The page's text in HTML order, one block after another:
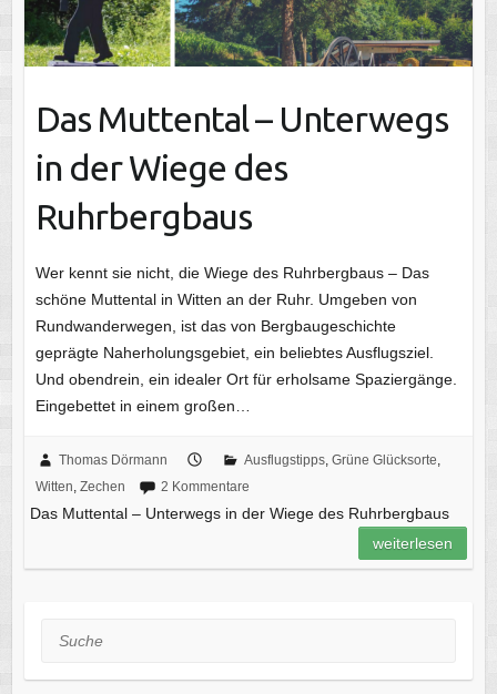
Das Muttental – Unterwegs
in der Wiege des
Ruhrbergbaus
Wer kennt sie nicht, die Wiege des Ruhrbergbaus – Das
schöne Muttental in Witten an der Ruhr. Umgeben von
Rundwanderwegen, ist das von Bergbaugeschichte
geprägte Naherholungsgebiet, ein beliebtes Ausflugsziel.
Und obendrein, ein idealer Ort für erholsame Spaziergänge.
Eingebettet in einem großen…
Thomas Dörmann Ausflugstipps, Grüne Glücksorte
Witten Zechen 2 Kommentare
Das Muttental – Unterwegs in der Wiege des Ruhrbergbaus
weiterlesen
Suche